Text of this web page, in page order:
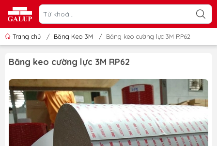
Trang chủ / Băng Keo 3M / Băng keo cường lực 3M RP62
Băng keo cường lực 3M RP62